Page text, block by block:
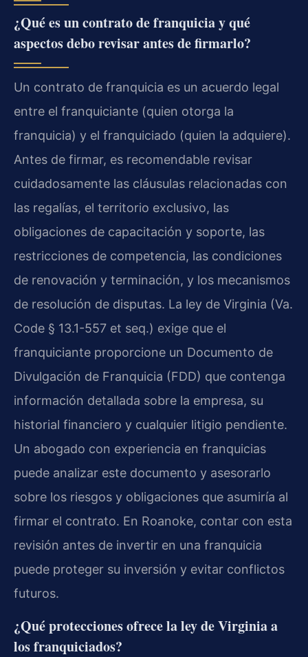
¿Qué es un contrato de franquicia y qué
aspectos debo revisar antes de firmarlo?
Un contrato de franquicia es un acuerdo legal
entre el franquiciante (quien otorga la
franquicia) y el franquiciado (quien la adquiere).
Antes de firmar, es recomendable revisar
cuidadosamente las cláusulas relacionadas con
las regalías, el territorio exclusivo, las
obligaciones de capacitación y soporte, las
restricciones de competencia, las condiciones
de renovación y terminación, y los mecanismos
de resolución de disputas. La ley de Virginia (Va.
Code § 13.1-557 et seq.) exige que el
franquiciante proporcione un Documento de
Divulgación de Franquicia (FDD) que contenga
información detallada sobre la empresa, su
historial financiero y cualquier litigio pendiente.
Un abogado con experiencia en franquicias
puede analizar este documento y asesorarlo
sobre los riesgos y obligaciones que asumiría al
firmar el contrato. En Roanoke, contar con esta
revisión antes de invertir en una franquicia
puede proteger su inversión y evitar conflictos
futuros.
¿Qué protecciones ofrece la ley de Virginia a
los franquiciados?